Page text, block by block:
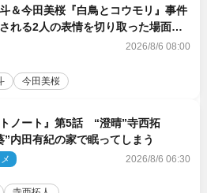
＆今田美桜『白鳥とコウモリ』事件
れる2人の表情を切り取った場面写
2026/8/6 08:00
今田美桜
ノート』第5話 “澄晴”寺西拓
”内田有紀の家で眠ってしまう
2026/8/6 06:30